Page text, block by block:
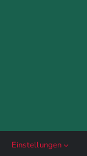
Einstellungen